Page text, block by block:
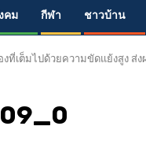
คม กีฬา ชาวบ้าน
ที่เต็มไปด้วยความขัดแย้งสูง ส่